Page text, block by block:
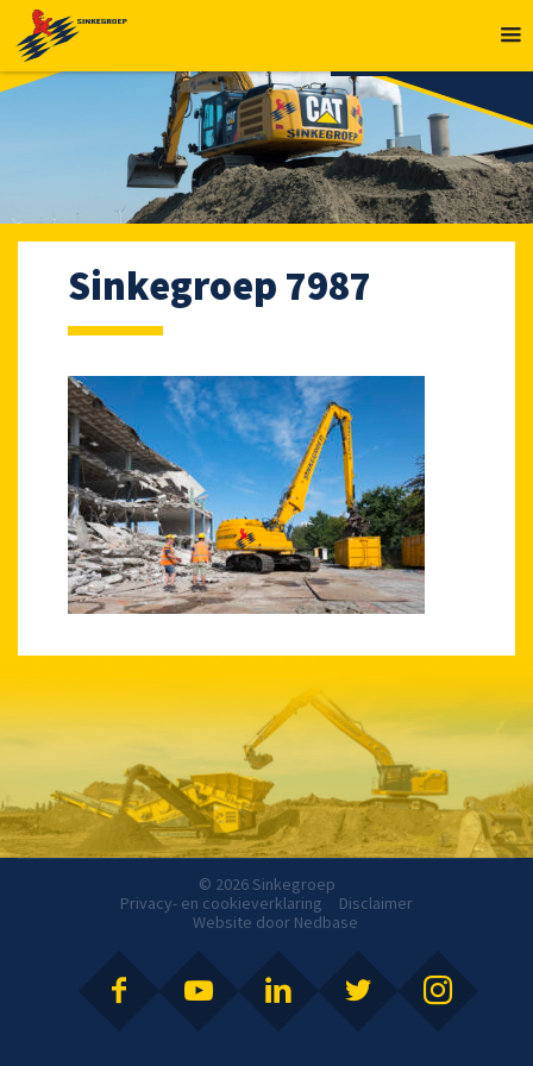
Sinkegroep 7987
© 2026 Sinkegroep
Privacy- en cookieverklaring
Disclaimer
Website door Nedbase